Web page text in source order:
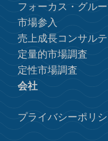
フォーカス・グル
市場参入
売上成長コンサル
定量的市場調査
定性市場調査
会社
プライバシーポリ